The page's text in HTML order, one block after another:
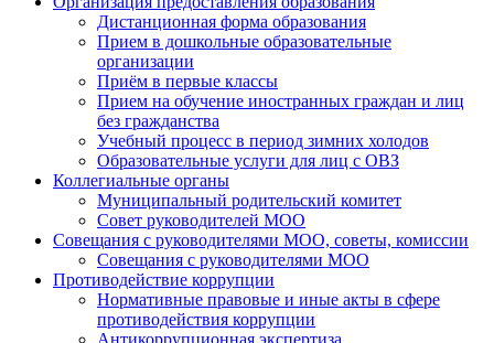
Дистанционная форма образования
Прием в дошкольные образовательные
организации
Приём в первые классы
Прием на обучение иностранных граждан и лиц
без гражданства
Учебный процесс в период зимних холодов
Образовательные услуги для лиц с ОВЗ
Коллегиальные органы
Муниципальный родительский комитет
Совет руководителей МОО
Совещания с руководителями МОО, советы, комиссии
Совещания с руководителями МОО
Противодействие коррупции
Нормативные правовые и иные акты в сфере
противодействия коррупции